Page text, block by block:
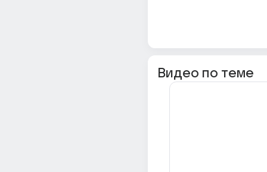
Видео по теме